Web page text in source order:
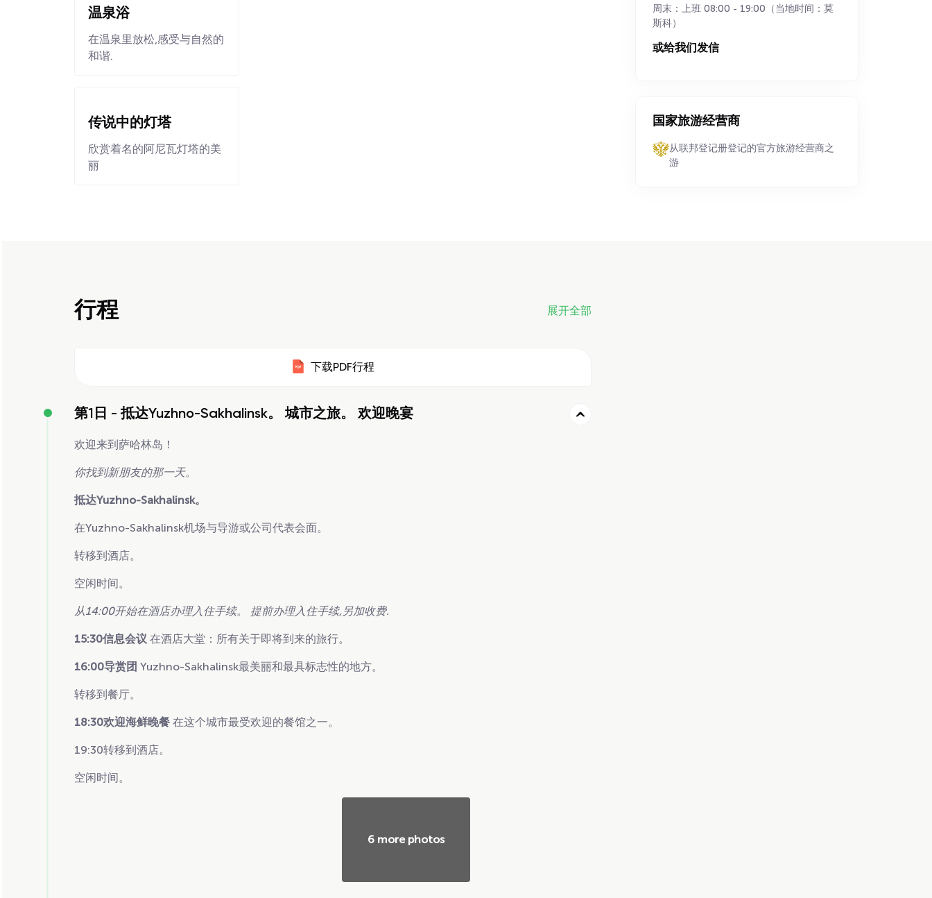
温泉浴
在温泉里放松,感受与自然的
和谐.
传说中的灯塔
欣赏着名的阿尼瓦灯塔的美
丽
行程 展开全部
下载PDF行程
第1日 - 抵达Yuzhno-Sakhalinsk。 城市之旅。 欢迎晚宴
欢迎来到萨哈林岛！
你找到新朋友的那一天。
抵达Yuzhno-Sakhalinsk。
在Yuzhno-Sakhalinsk机场与导游或公司代表会面。
转移到酒店。
空闲时间。
从14:00开始在酒店办理入住手续。 提前办理入住手续,另加收费.
15:30信息会议 在酒店大堂：所有关于即将到来的旅行。
16:00导赏团 Yuzhno-Sakhalinsk最美丽和最具标志性的地方。
转移到餐厅。
18:30欢迎海鲜晚餐 在这个城市最受欢迎的餐馆之一。
19:30转移到酒店。
空闲时间。
6 more photos
周末：上班 08:00 - 19:00（当地时间：莫
斯科）
或给我们发信
国家旅游经营商
从联邦登记册登记的官方旅游经营商之
游